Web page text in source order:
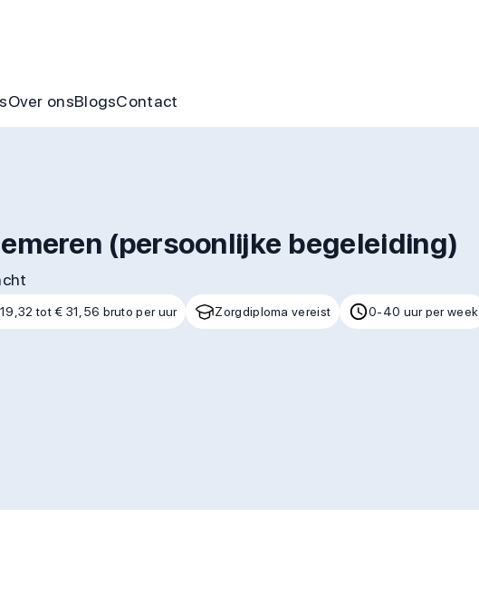
Over ons
Trainingen & cursussen
BlogsContact
(persoonlijke begeleiding)
tot € 31,56 bruto per uur Zorgdiploma vereist 0-40 uur per week